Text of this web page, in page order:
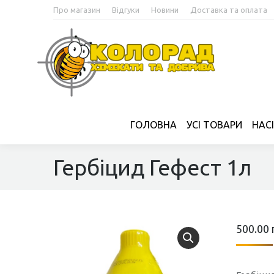
Про магазин Відгуки Новини Доставка та оплата
ГОЛОВНА УСІ ТОВАРИ
Гербіцид Гефест 1л
500.00